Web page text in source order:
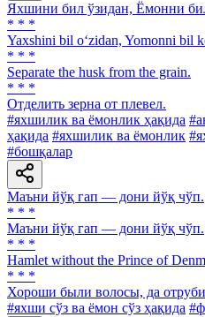
Яхшини бил ўзидан, Ёмонни
* * *
Yaxshini bil o‘zidan, Yomonni bil
* * *
Separate the husk from the grain.
* * *
Отделить зерна от плевел.
#яхшилик ва ёмонлик ҳақида
ҳақида #яхшилик ва ёмонлик
#бошқалар
Маъни йўқ гап — дони йўқ чўп.
* * *
Маъни йўқ гап — дони йўқ чўп.
* * *
Hamlet without the Prince of
* * *
Хороши были волосы, да
#яхши сўз ва ёмон сўз ҳақида